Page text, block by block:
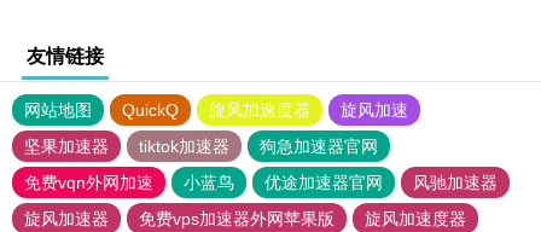
友情链接
网站地图 QuickQ 旋风加速度器
旋风加速
坚果加速器
tiktok加速器
狗急加速器官网
免费vqn外网加速
小蓝鸟 优途加速器官网
风驰加速器
旋风加速器
免费vps加速器外网苹果版
旋风加速度器